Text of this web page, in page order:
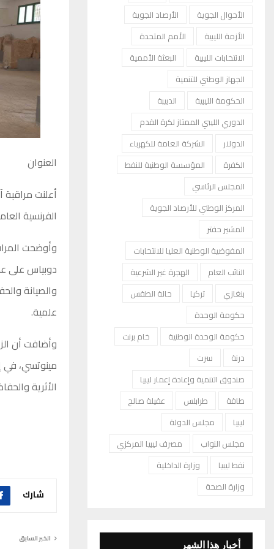
العنوان
أعلنت
الفرنسية
وأوضحت
دوبياس على
والصيانة
علمية.
وأضافت أن
مينوتسي، في
الأثرية
شارك
الخبر السابق
الأحوال الجوية
الأرصاد الجوية
الأزمة الليبية
الأمم المتحدة
الانتخابات الليبية
البعثة الأممية
الجهاز الوطني للتنمية
الحكومة الليبية
الدبيبة
الدوري الليبي الممتاز لكرة القدم
الدولار
الشركة العامة للكهرباء
الكفرة
المؤسسة الوطنية للنفط
المجلس الرئاسي
المركز الوطني للأرصاد الجوية
المشير حفتر
المفوضية الوطنية العليا للانتخابات
النائب العام
الهجرة غير الشرعية
بنغازي
تركيا
حالة الطقس
حكومة الوحدة
حكومة الوحدة الوطنية
خام برنت
درنة
سرت
صندوق التنمية وإعادة إعمار ليبيا
طاقة
طرابلس
عقيلة صالح
ليبيا
مجلس الدولة
مجلس النواب
مصرف ليبيا المركزي
نفط ليبيا
وزارة الداخلية
وزارة الصحة
أخبار هذا الشهر